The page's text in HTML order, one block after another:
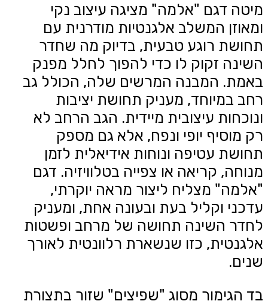
מיטה דגם "אלמה" מציגה עיצוב נקי
ומאוזן המשלב אלגנטיות מודרנית עם
תחושת רוגע טבעית, בדיוק מה שחדר
השינה זקוק לו כדי להפוך לחלל מפנק
באמת. המבנה המרשים שלה, הכולל גב
רחב במיוחד, מעניק תחושת יציבות
ונוכחות עיצובית מיידית. הגב הרחב לא
רק מוסיף יופי ונפח, אלא גם מספק
תחושת עטיפה ונוחות אידיאלית לזמן
מנוחה, קריאה או צפייה בטלוויזיה. דגם
"אלמה" מצליח ליצור מראה יוקרתי,
עדכני וקליל בעת ובעונה אחת, ומעניק
לחדר השינה תחושה של מרחב ופשטות
אלגנטית, כזו שנשארת רלוונטית לאורך
שנים.
בד הגימור מסוג "שפיצים" שזור בתצורת